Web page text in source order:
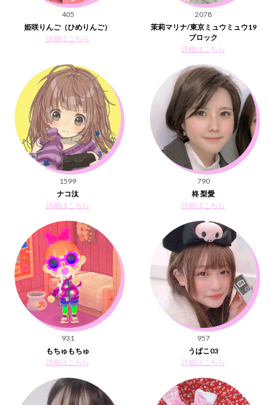
405
姫咲りんご（ひめりんご）
詳細はこちら
2078
茉莉マリナ/東京ミュウミュウ19
ブロック
詳細はこちら
1599
ナコ汰
詳細はこちら
790
柊 梨愛
詳細はこちら
931
もちゅもちゅ
詳細はこちら
957
うぱこ03
詳細はこちら